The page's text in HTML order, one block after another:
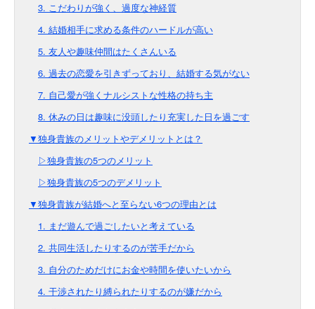
3. こだわりが強く、過度な神経質
4. 結婚相手に求める条件のハードルが高い
5. 友人や趣味仲間はたくさんいる
6. 過去の恋愛を引きずっており、結婚する気がない
7. 自己愛が強くナルシストな性格の持ち主
8. 休みの日は趣味に没頭したり充実した日を過ごす
▼独身貴族のメリットやデメリットとは？
▷独身貴族の5つのメリット
▷独身貴族の5つのデメリット
▼独身貴族が結婚へと至らない6つの理由とは
1. まだ遊んで過ごしたいと考えている
2. 共同生活したりするのが苦手だから
3. 自分のためだけにお金や時間を使いたいから
4. 干渉されたり縛られたりするのが嫌だから